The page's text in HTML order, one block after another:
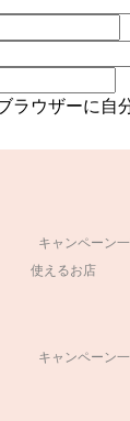
ラウザーに自
キャンペーン
使えるお店
キャンペーン